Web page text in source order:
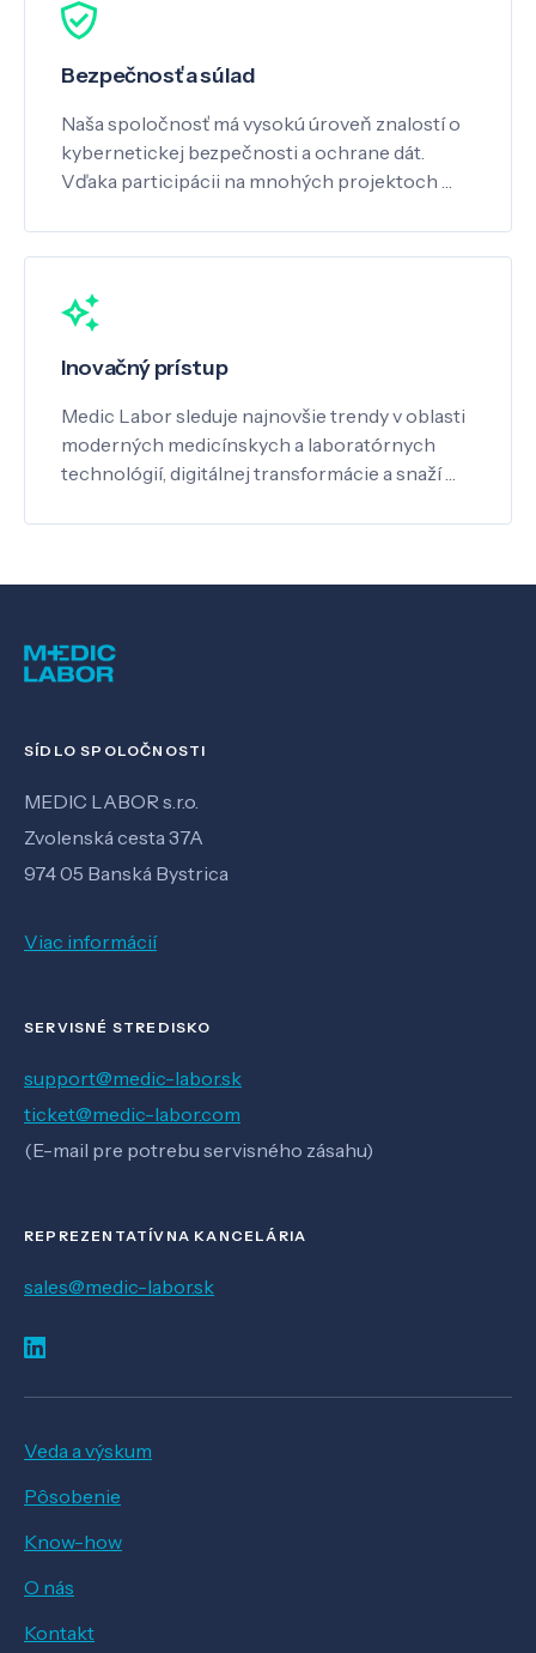
Bezpečnosť a súlad
Naša spoločnosť má vysokú úroveň znalostí o
kybernetickej bezpečnosti a ochrane dát.
Vďaka participácii na mnohých projektoch …
Inovačný prístup
Medic Labor sleduje najnovšie trendy v oblasti
moderných medicínskych a laboratórnych
technológií, digitálnej transformácie a snaží …
SÍDLO SPOLOČNOSTI
MEDIC LABOR s.r.o.
Zvolenská cesta 37A
974 05 Banská Bystrica
Viac informácií
SERVISNÉ STREDISKO
support@medic-labor.sk
ticket@medic-labor.com
(E-mail pre potrebu servisného zásahu)
REPREZENTATÍVNA KANCELÁRIA
sales@medic-labor.sk
Veda a výskum
Pôsobenie
Know-how
O nás
Kontakt